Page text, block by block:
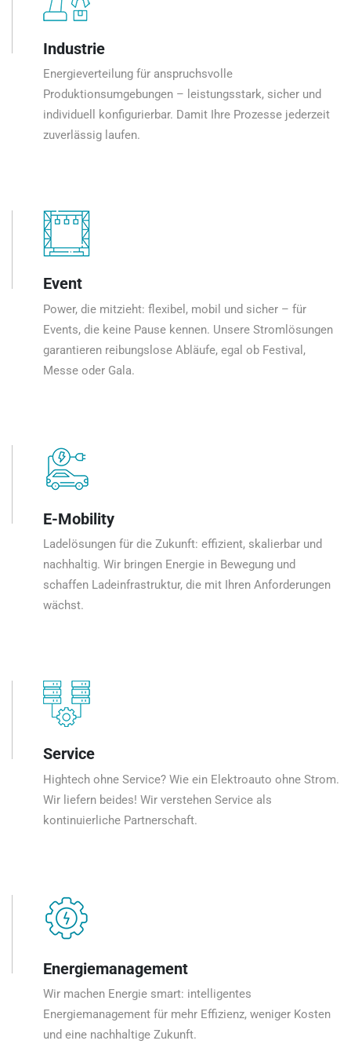
Industrie
Energieverteilung für anspruchsvolle
Produktionsumgebungen – leistungsstark, sicher und
individuell konfigurierbar. Damit Ihre Prozesse jederzeit
zuverlässig laufen.
Event
Power, die mitzieht: flexibel, mobil und sicher – für
Events, die keine Pause kennen. Unsere Stromlösungen
garantieren reibungslose Abläufe, egal ob Festival,
Messe oder Gala.
E-Mobility
Ladelösungen für die Zukunft: effizient, skalierbar und
nachhaltig. Wir bringen Energie in Bewegung und
schaffen Ladeinfrastruktur, die mit Ihren Anforderungen
wächst.
Service
Hightech ohne Service? Wie ein Elektroauto ohne Strom.
Wir liefern beides! Wir verstehen Service als
kontinuierliche Partnerschaft.
Energiemanagement
Wir machen Energie smart: intelligentes
Energiemanagement für mehr Effizienz, weniger Kosten
und eine nachhaltige Zukunft.